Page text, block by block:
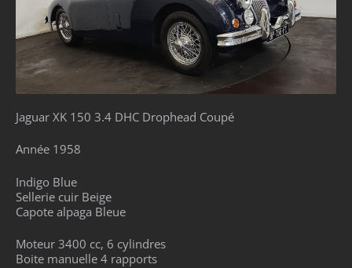
Jaguar XK 150 3.4 DHC Drophead Coupé
Année 1958
Indigo Blue
Sellerie cuir Beige
Capote alpaga Bleue
Moteur 3400 cc, 6 cylindres
Boite manuelle 4 rapports